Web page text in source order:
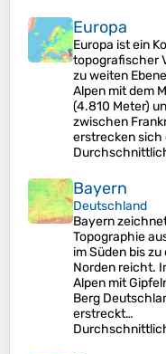
Europa
Europa ist ein
topografischer
zu weiten
Alpen mit dem
(4.810 Meter)
zwischen
erstrecken sich
Bayern
Deutschland
Bayern
Topographie
im Süden bis
Norden reicht.
Alpen mit
Berg
erstreckt…